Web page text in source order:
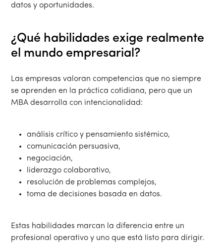
datos y oportunidades.
¿Qué habilidades exige realmente
el mundo empresarial?
Las empresas valoran competencias que no siempre
se aprenden en la práctica cotidiana, pero que un
MBA desarrolla con intencionalidad:
análisis crítico y pensamiento sistémico,
comunicación persuasiva,
negociación,
liderazgo colaborativo,
resolución de problemas complejos,
toma de decisiones basada en datos.
Estas habilidades marcan la diferencia entre un
profesional operativo y uno que está listo para dirigir.